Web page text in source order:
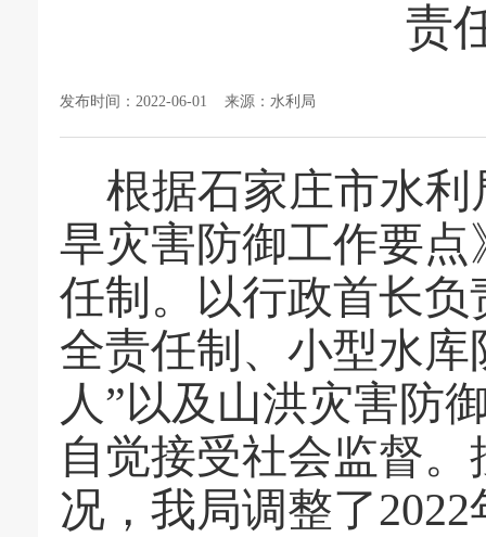
责
发布时间：2022-06-01 来源：水利局
根据石家庄市水利
旱灾害防御工作要
任制。以行政首长
全责任制、小型水
人”以及山洪灾害防
自觉接受社会监督
况，我局调整了